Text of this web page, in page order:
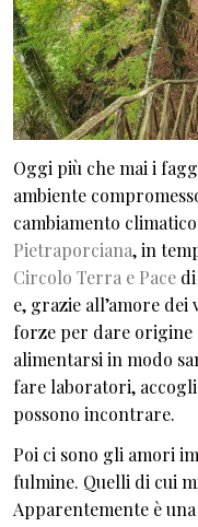
Oggi più che mai i
ambiente
cambiamento
Pietraporciana, in
Circolo Terra e Pace
e, grazie all’amore
forze per dare origine
alimentarsi in modo
fare laboratori,
possono incontrare.
Poi ci sono gli amori
fulmine. Quelli di cui
Apparentemente è